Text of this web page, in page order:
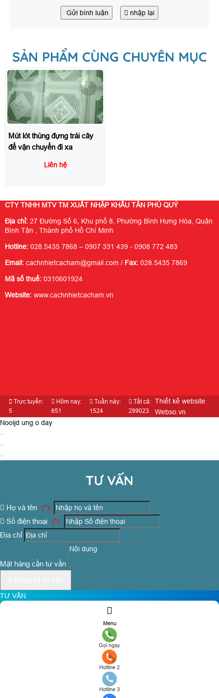
Gửi bình luận nhập lại
SẢN PHẨM CÙNG CHUYÊN MỤC
Mút lót thùng đựng trái cây
để vận chuyển đi xa
Liên hệ
CTY TNHH MTV TM XUẤT NHẬP KHẨU TÂN PHÚ QUÝ
Địa chỉ: 27 Đường Số 6, Khu phố 8, Phường Bình Hưng Hòa, Quận
Bình Tân , Thành phố Hồ Chí Minh
Hotline: 028.5435 7868 – 0907 331 439 - 0908 772 483
Email: cachnhietcacham@gmail.com / Fax: 028.5435 7869
Mã số thuế: 0310601924
Website: www.cachnhietcacham.vn
Trực tuyến:
5
Hôm nay:
651
Tuần này:
1524
Tất cả:
299023
Thiết kế website
Webso.vn
Menu
Gọi ngay
Hotline 2
Hotline 3
Nooijd ung o day
TƯ VẤN
Họ và tên (*)
Số điện thoại (*)
Địa chỉ
Mặt hàng cần tư vấn
TƯ VẤN